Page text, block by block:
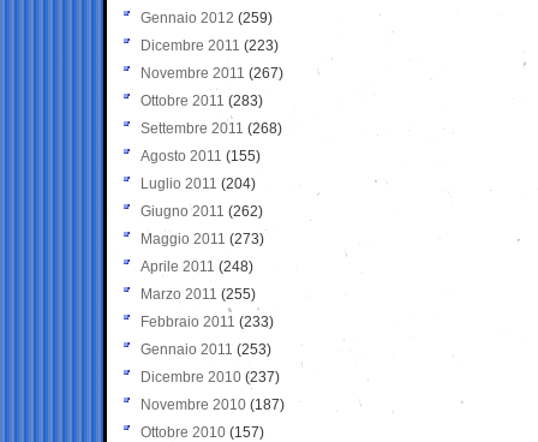
Gennaio 2012 (259)
Dicembre 2011 (223)
Novembre 2011 (267)
Ottobre 2011 (283)
Settembre 2011 (268)
Agosto 2011 (155)
Luglio 2011 (204)
Giugno 2011 (262)
Maggio 2011 (273)
Aprile 2011 (248)
Marzo 2011 (255)
Febbraio 2011 (233)
Gennaio 2011 (253)
Dicembre 2010 (237)
Novembre 2010 (187)
Ottobre 2010 (157)